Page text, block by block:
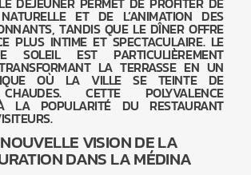
ET DE L’ANIMATION DES
TANDIS QUE LE DÎNER OFFRE
PLUS INTIME ET SPECTACULAIRE. LE
SOLEIL EST PARTICULIÈREMENT
LA TERRASSE EN UN
OÙ LA VILLE SE TEINTE DE
CETTE POLYVALENCE
LA POPULARITÉ DU RESTAURANT
VISION DE LA
DANS LA MÉDINA